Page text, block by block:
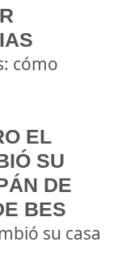
cómo
EL
SU
DE
BES
su casa